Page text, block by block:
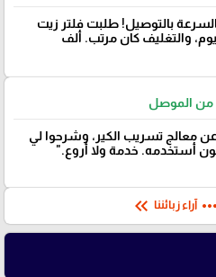
بالتوصيل! طلبت فلتر زيت
والتغليف كان مرتب. ألف
الموصل
معالج تسريب الكير، وشرحوا لي
أستخدمه. خدمة ولا أروع."
more_horiz آراء زبائننا keyboard_double_arrow_left